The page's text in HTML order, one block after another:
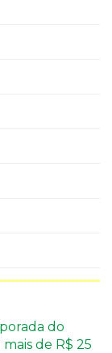
do
de R$ 25